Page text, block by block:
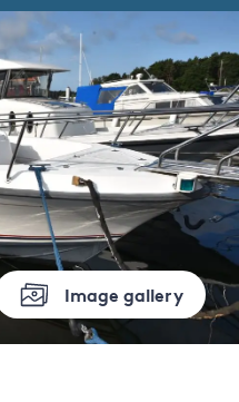
Image gallery